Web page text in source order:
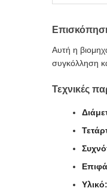
Αυτή η
συγκόλληση
Τεχνικές
Υλικό: